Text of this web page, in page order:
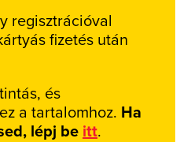
regisztrációval
fizetés után
és
a tartalomhoz. Ha
lépj be itt.